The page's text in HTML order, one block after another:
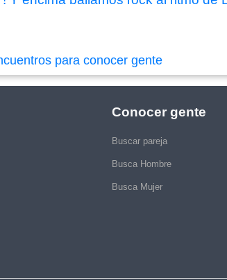
para conocer gente
Conocer gente
Buscar pareja
Busca Hombre
Busca Mujer